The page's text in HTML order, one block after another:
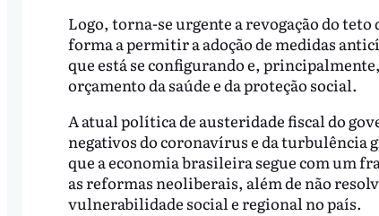
Logo, torna-se urgente a revogação do
forma a permitir a adoção de medidas
que está se configurando e,
orçamento da saúde e da proteção social.
A atual política de austeridade fiscal do
negativos do coronavírus e da turbulência
que a economia brasileira segue com um
as reformas neoliberais, além de não
vulnerabilidade social e regional no país.